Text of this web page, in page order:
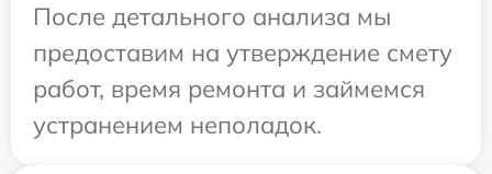
После детального анализа мы
предоставим на утверждение смету
работ, время ремонта и займемся
устранением неполадок.